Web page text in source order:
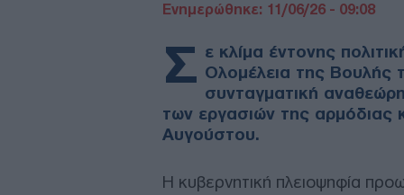
Ενημερώθηκε: 11/06/26 - 09:08
Σ ε κλίμα έντονης
Ολομέλεια της Βουλής
συνταγματική
των εργασιών της αρμόδιας
Αυγούστου.
Η κυβερνητική πλειοψηφία